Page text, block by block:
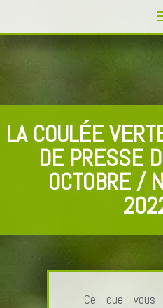
LA COULÉE
DE PRESSE
OCTOBRE /
Ce que vous